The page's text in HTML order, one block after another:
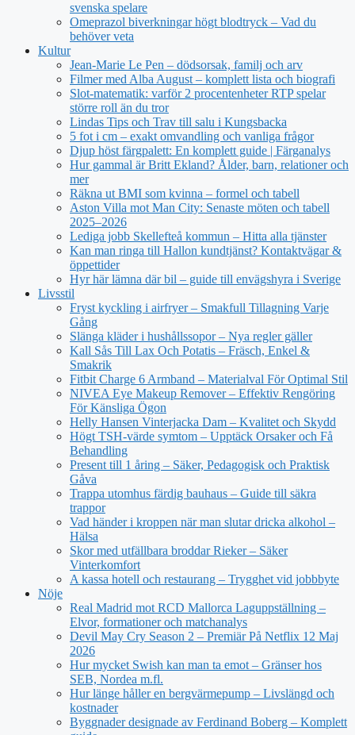
svenska spelare
Omeprazol biverkningar högt blodtryck – Vad du
behöver veta
Kultur
Jean‑Marie Le Pen – dödsorsak, familj och arv
Filmer med Alba August – komplett lista och biografi
Slot-matematik: varför 2 procentenheter RTP spelar
större roll än du tror
Lindas Tips och Trav till salu i Kungsbacka
5 fot i cm – exakt omvandling och vanliga frågor
Djup höst färgpalett: En komplett guide | Färganalys
Hur gammal är Britt Ekland? Ålder, barn, relationer och
mer
Räkna ut BMI som kvinna – formel och tabell
Aston Villa mot Man City: Senaste möten och tabell
2025–2026
Lediga jobb Skellefteå kommun – Hitta alla tjänster
Kan man ringa till Hallon kundtjänst? Kontaktvägar &
öppettider
Hyr här lämna där bil – guide till envägshyra i Sverige
Livsstil
Fryst kyckling i airfryer – Smakfull Tillagning Varje
Gång
Slänga kläder i hushållssopor – Nya regler gäller
Kall Sås Till Lax Och Potatis – Fräsch, Enkel &
Smakrik
Fitbit Charge 6 Armband – Materialval För Optimal Stil
NIVEA Eye Makeup Remover – Effektiv Rengöring
För Känsliga Ögon
Helly Hansen Vinterjacka Dam – Kvalitet och Skydd
Högt TSH-värde symtom – Upptäck Orsaker och Få
Behandling
Present till 1 åring – Säker, Pedagogisk och Praktisk
Gåva
Trappa utomhus färdig bauhaus – Guide till säkra
trappor
Vad händer i kroppen när man slutar dricka alkohol –
Hälsa
Skor med utfällbara broddar Rieker – Säker
Vinterkomfort
A kassa hotell och restaurang – Trygghet vid jobbbyte
Nöje
Real Madrid mot RCD Mallorca Laguppställning –
Elvor, formationer och matchanalys
Devil May Cry Season 2 – Premiär På Netflix 12 Maj
2026
Hur mycket Swish kan man ta emot – Gränser hos
SEB, Nordea m.fl.
Hur länge håller en bergvärmepump – Livslängd och
kostnader
Byggnader designade av Ferdinand Boberg – Komplett